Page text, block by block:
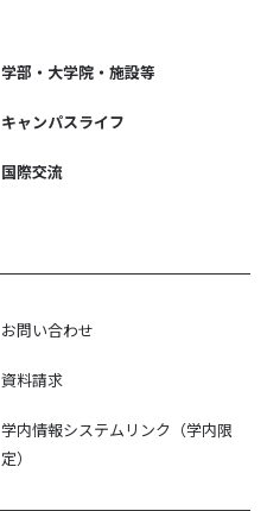
学部・大学院・施設等
キャンパスライフ
国際交流
お問い合わせ
資料請求
学内情報システムリンク（学内限
定）